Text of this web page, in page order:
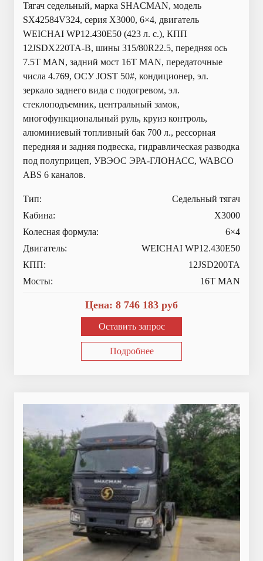
Тягач седельный, марка SHACMAN, модель
SX42584V324, серия Х3000, 6×4, двигатель
WEICHAI WP12.430E50 (423 л. с.), КПП
12JSDX220TA-B, шины 315/80R22.5, передняя ось
7.5T MAN, задний мост 16T MAN, передаточные
числа 4.769, ОСУ JOST 50#, кондиционер, эл.
зеркало заднего вида с подогревом, эл.
стеклоподъемник, центральный замок,
многофункциональный руль, круиз контроль,
алюминиевый топливный бак 700 л., рессорная
передняя и задняя подвеска, гидравлическая разводка
под полуприцеп, УВЭОС ЭРА-ГЛОНАСС, WABCO
ABS 6 каналов.
Тип:
Седельный тягач
Кабина:
X3000
Колесная формула:
6×4
Двигатель:
WEICHAI WP12.430E50
КПП:
12JSD200TA
Мосты:
16T MAN
Цена: 8 746 183 руб
Оставить запрос
Подробнее